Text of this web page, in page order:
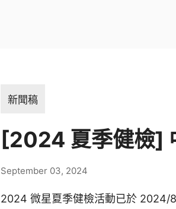
新聞稿
[2024 夏季健檢]
September 03, 2024
2024 微星夏季健檢活動已於 2024/